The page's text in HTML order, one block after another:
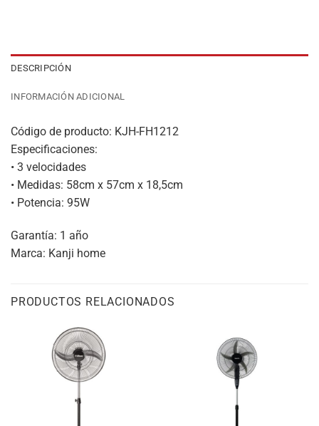
DESCRIPCIÓN
INFORMACIÓN ADICIONAL
Código de producto: KJH-FH1212
Especificaciones:
• 3 velocidades
• Medidas: 58cm x 57cm x 18,5cm
• Potencia: 95W
Garantía: 1 año
Marca: Kanji home
PRODUCTOS RELACIONADOS